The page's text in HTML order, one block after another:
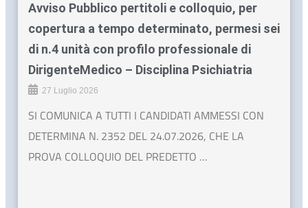
Avviso Pubblico pertitoli e colloquio, per
copertura a tempo determinato, permesi sei
di n.4 unità con profilo professionale di
DirigenteMedico – Disciplina Psichiatria
27 Luglio 2026
SI COMUNICA A TUTTI I CANDIDATI AMMESSI CON
DETERMINA N. 2352 DEL 24.07.2026, CHE LA
PROVA COLLOQUIO DEL PREDETTO …